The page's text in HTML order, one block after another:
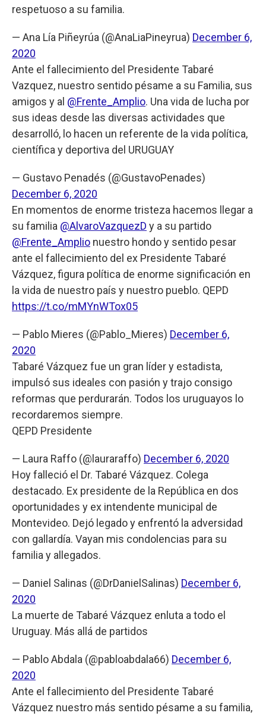
respetuoso a su familia.
— Ana Lía Piñeyrúa (@AnaLiaPineyrua) December 6,
2020
Ante el fallecimiento del Presidente Tabaré
Vazquez, nuestro sentido pésame a su Familia, sus
amigos y al @Frente_Amplio. Una vida de lucha por
sus ideas desde las diversas actividades que
desarrolló, lo hacen un referente de la vida política,
científica y deportiva del URUGUAY
— Gustavo Penadés (@GustavoPenades)
December 6, 2020
En momentos de enorme tristeza hacemos llegar a
su familia @AlvaroVazquezD y a su partido
@Frente_Amplio nuestro hondo y sentido pesar
ante el fallecimiento del ex Presidente Tabaré
Vázquez, figura política de enorme significación en
la vida de nuestro país y nuestro pueblo. QEPD
https://t.co/mMYnWTox05
— Pablo Mieres (@Pablo_Mieres) December 6,
2020
Tabaré Vázquez fue un gran líder y estadista,
impulsó sus ideales con pasión y trajo consigo
reformas que perdurarán. Todos los uruguayos lo
recordaremos siempre.
QEPD Presidente
— Laura Raffo (@lauraraffo) December 6, 2020
Hoy falleció el Dr. Tabaré Vázquez. Colega
destacado. Ex presidente de la República en dos
oportunidades y ex intendente municipal de
Montevideo. Dejó legado y enfrentó la adversidad
con gallardía. Vayan mis condolencias para su
familia y allegados.
— Daniel Salinas (@DrDanielSalinas) December 6,
2020
La muerte de Tabaré Vázquez enluta a todo el
Uruguay. Más allá de partidos
— Pablo Abdala (@pabloabdala66) December 6,
2020
Ante el fallecimiento del Presidente Tabaré
Vázquez nuestro más sentido pésame a su familia,